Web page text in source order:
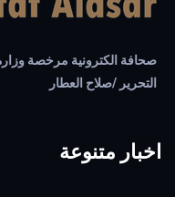
التحرير /صلاح العطار
اخبار متنوعة